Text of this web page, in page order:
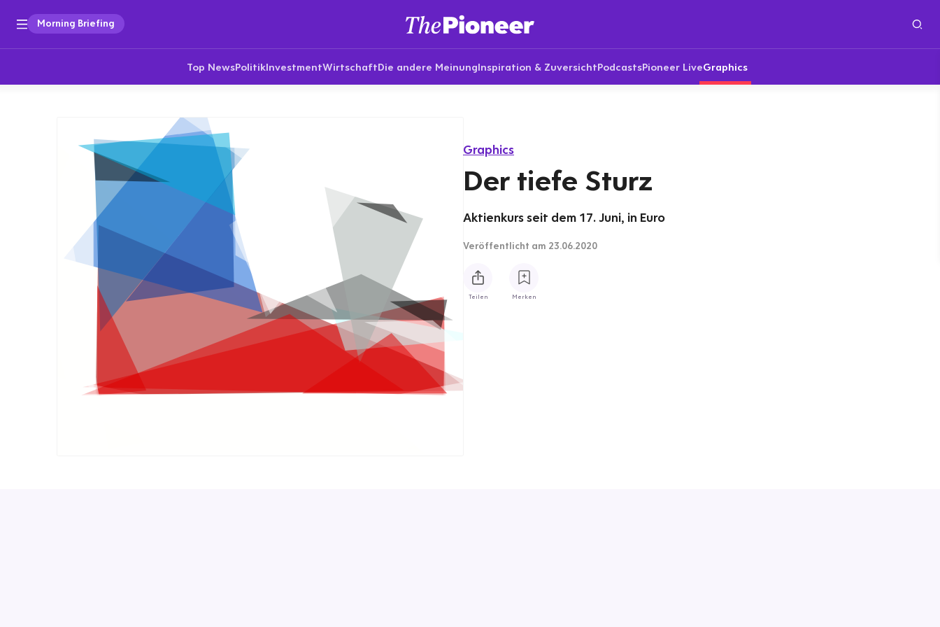
Morning Briefing
Top NewsPolitikInvestmentWirtschaftDie andere MeinungInspiration & ZuversichtPodcastsPioneer LiveGraphics
Graphics
Der tiefe Sturz
Aktienkurs seit dem 17. Juni, in Euro
Veröffentlicht am 23.06.2020
Teilen Merken